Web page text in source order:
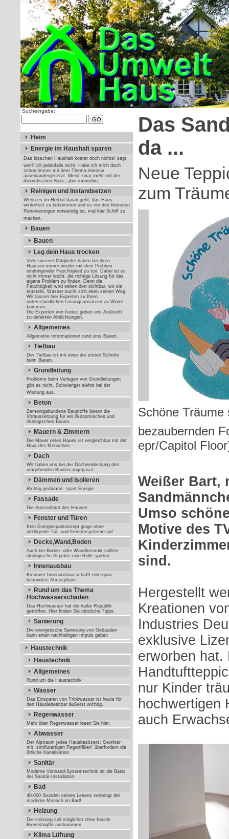
Sucheingabe:
Heim
Energie im Haushalt sparen
Das bisschen Haushalt kostet doch nichts! sagt
wer? Ich jedenfalls nicht. Habe ich mich doch
schon immer mit dem Thema intensiv
auseinandergesetzt. Meist zwar mehr mit der
theoretischen Seite, aber immerhin.
Reinigen und Instandsetzen
Wenn es im Herbst daran geht, das Haus
winterfest zu bekommen und es vor den kleineren
Renovierungen notwendig ist, mal klar Schiff zu
machen.
Bauen
Bauen
Leg dein Haus trocken
Viele unserer Mitglieder haben bei ihren
Häusern immer wieder mit dem Problem
eindringender Feuchtigkeit zu tun. Dabei ist es
nicht immer leicht, die richtige Lösung für das
eigene Problem zu finden. Denn die
Feuchtigkeit wird selten dort sichtbar, wo sie
entsteht. Wasser sucht sich eben seinen Weg.
Wir lassen hier Experten zu Ihren
unterschiedlichen Lösungsansätzen zu Worte
kommen.
Die Experten von Isotec geben uns Auskunft
zu defekten Abdichtungen.
Allgemeines
Allgemeine Informationen rund ums Bauen.
Tiefbau
Der Tiefbau ist mit einer der ersten Schritte
beim Bauen.
Grundleitung
Probleme beim Verlegen von Grundleitungen
gibt es nicht. Schwieriger siehts bei der
Wartung aus.
Beton
Zementgebundene Baustoffe bieten die
Voraussetzung für ein ökonomisches und
ökologisches Bauen.
Mauern & Zimmern
Die Mauer eines Haues ist vergleichbar mit der
Haut des Menschen.
Dach
Wir haben uns bei der Dacheindeckung den
umgebenden Bauten angepasst.
Dämmen und Isolieren
Richtig gedämmt. spart Energie.
Fassade
Die Aussenhaut des Hauses
Fenster und Türen
Kein Energiesparkonzept ginge ohne
intelligente Tür- und Fenstersysteme auf.
Decke,Wand,Boden
Auch bei Boden- oder Wandkeramik sollten
ökologische Aspekte eine Rolle spielen.
Innenausbau
Kreativer Innenausbau schafft eine ganz
besondere Atmosphäre
Rund um das Thema
Hochwasserschäden
Das Hochwasser hat die halbe Republik
getroffen. Hier finden Sie nützliche Tipps.
Sanierung
Die energetische Sanierung von Gebäuden
kann einen nachhaltigen Impuls geben
Haustechnik
Haustechnik
Allgemeines
Rund um die Haustechnik
Wasser
Das Einsparen von Trinkwasser ist heute für
den Häuslebesitzer äußerst wichtig.
Regenwasser
Mehr über Regenwasser lesen Sie hier.
Abwasser
Der Alptraum jedes Hausbesitzers: Gewitter
mit "sintflutartigen Regenfällen" überfordern die
örtliche Kanalisation
Sanitär
Moderne Vorwand-Systemtechnik ist die Basis
der Sanitär-Installation.
Bad
40.000 Stunden seines Lebens verbringt der
moderne Mensch im Bad!
Heizung
Die Heizung soll möglichst ohne fossile
Brennstogffe auskommen
Klima Lüftung
Das
da ...
Neue
zum
Schöne
bezaubernden
epr/Capitol
Weißer Bart,
Umso
Motive des
sind.
Hergestellt
Kreationen
Industries
exklusive
erworben hat.
nur Kinder
hochwertigen
auch